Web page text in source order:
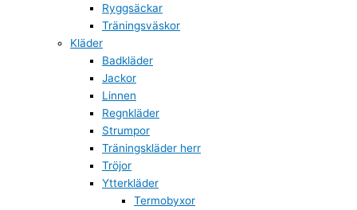
Ryggsäckar
Träningsväskor
Kläder
Badkläder
Jackor
Linnen
Regnkläder
Strumpor
Träningskläder herr
Tröjor
Ytterkläder
Termobyxor